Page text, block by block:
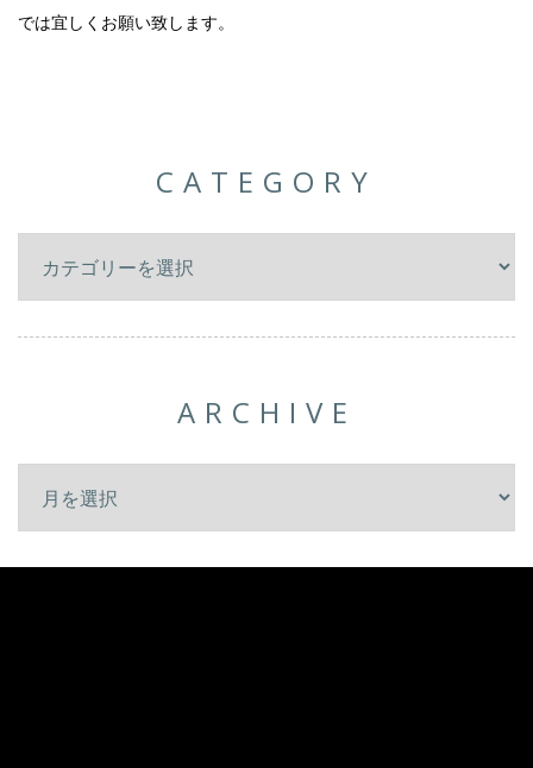
では宜しくお願い致します。
CATEGORY
ARCHIVE